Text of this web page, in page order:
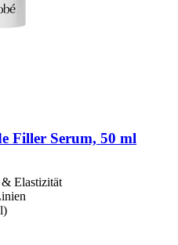
Filler Serum, 50 ml
Elastizität